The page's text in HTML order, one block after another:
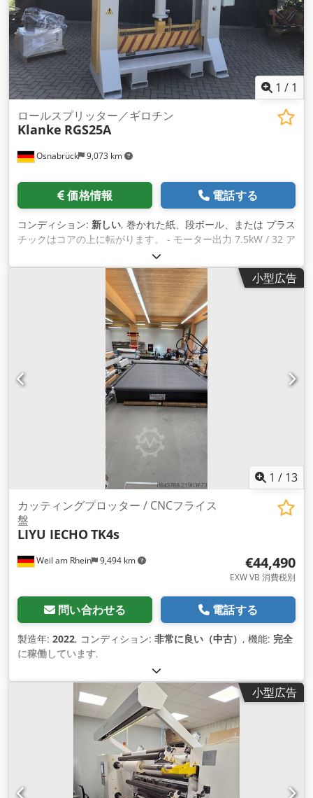
1 / 1
Osnabrück 9,073 km
ロールスプリッター／ギロチン
Klanke RGS25A
価格情報 電話する
コンディション: 新しい, 巻かれた紙、段ボール、または プラス
チックはコアの上に転がります。 - モーター出力 7.5kW / 32 ア
ンペア / 5 極 – 50HZ-3LNPE - 両手安全回路を備えたPLC対応制
御 - 切断力30トン - 切断速度17.3mm/秒 Cedpfxjf S Ir Uo Ac
Eorf 以下の用途向けに設計されたカッティング チャネル: - 最
大ロール長さ 1500mm - 最大ロール径 1200mm - 機械重量約
3000kg -カラー RAL5012 - ライトブルー 詳細情報と価格はお
問い合わせください 商品を注文する
小型広告
1 / 13
Weil am Rhein 9,494 km
カッティングプロッター / CNCフライス
盤
LIYU IECHOTK4s
€44,490
EXW VB 消費税別
問い合わせる 電話する
製造年: 2022, コンディション: 非常に良い（中古） , 機能: 完全
に稼働しています,
小型広告